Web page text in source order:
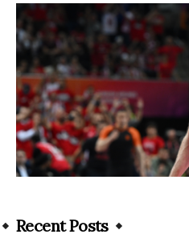
Recent Posts